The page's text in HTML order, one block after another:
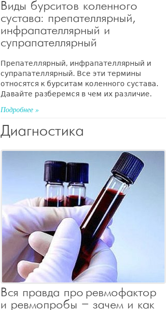
Виды бурситов коленного
сустава: препателлярный,
инфрапателлярный и
супрапателлярный
Препателлярный, инфрапателлярный и
супрапателлярный. Все эти термины
относятся к бурситам коленного сустава.
Давайте разберемся в чем их различие.
Подробнее »
Диагностика
Вся правда про ревмофактор
и ревмопробы – зачем и как